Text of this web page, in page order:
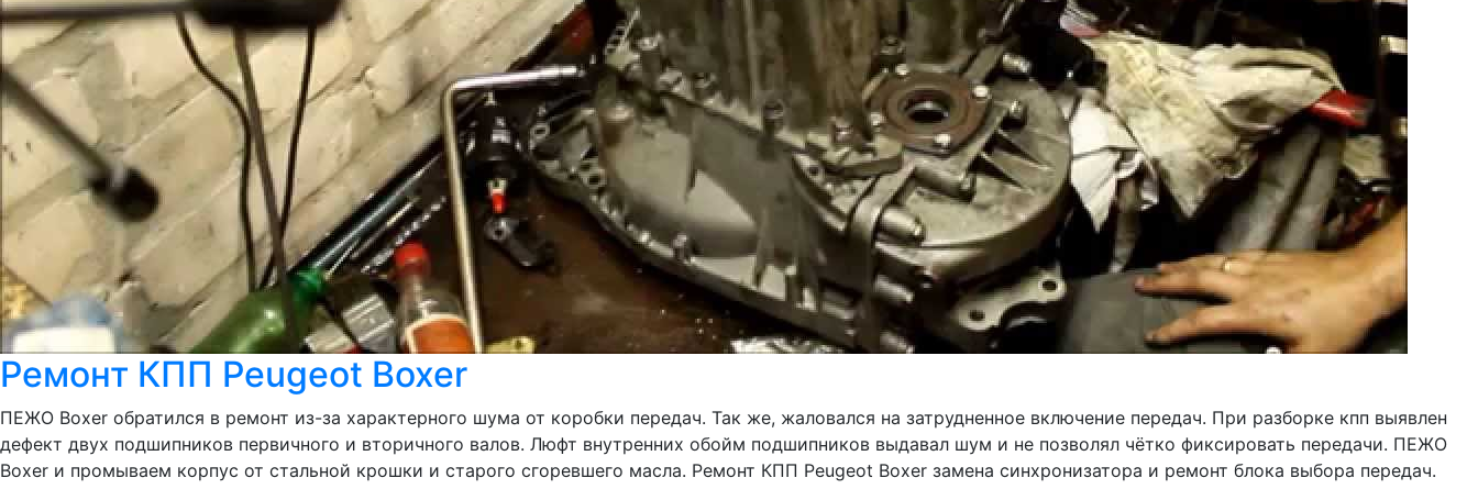
Ремонт КПП Peugeot Boxer
ПЕЖО Boxer обратился в ремонт из-за характерного шума от коробки передач. Так же, жаловался на затрудненное включение передач. При разборке кпп выявлен
дефект двух подшипников первичного и вторичного валов. Люфт внутренних обойм подшипников выдавал шум и не позволял чётко фиксировать передачи. ПЕЖО
Boxer и промываем корпус от стальной крошки и старого сгоревшего масла. Ремонт КПП Peugeot Boxer замена синхронизатора и ремонт блока выбора передач.